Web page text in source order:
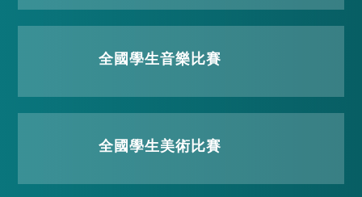
全國學生音樂比賽
全國學生美術比賽